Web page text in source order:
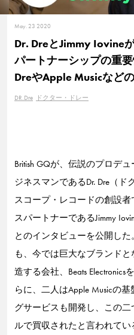
May. 23 2020
Dr. DreとJimmy Iovine
パートナーシップの重
DreやApple Musicなど
DR.Dre ドクター・ドレー
British GQが、伝説のプロデ
ジネスマンであるDr. Dre（
スコープ・レコードの創設者
スパートナーであるJimmy
とのインタビューを公開し
も、今では巨大なブランドと
造する会社、Beats
らに、二人はApple Musicの
グサービスも開発し、この
ルで買収されたと言われてい